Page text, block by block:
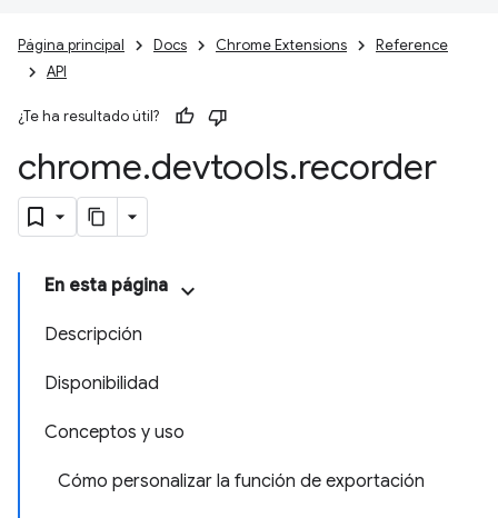
Página principal Docs Chrome Extensions
Reference
API
¿Te ha resultado útil?
chrome.devtools.recorder
En esta página
Descripción
Disponibilidad
Conceptos y uso
Cómo personalizar la función de exportación